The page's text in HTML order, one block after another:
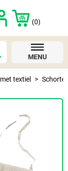
(0)
MENU
textiel